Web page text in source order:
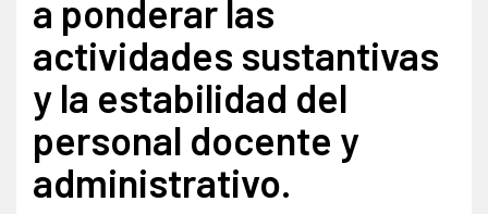
a ponderar las
actividades sustantivas
y la estabilidad del
personal docente y
administrativo.